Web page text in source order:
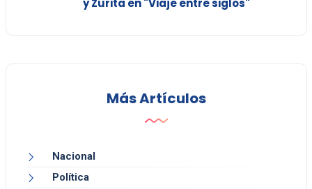
y Zurita en "Viaje entre siglos"
Más Artículos
Nacional
Política